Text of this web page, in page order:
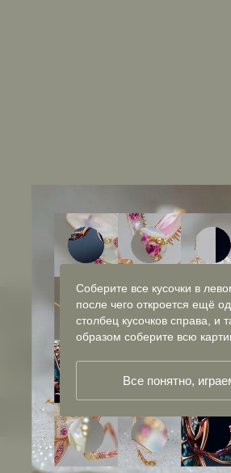
Панорама № 3324192
Соберите все кусочки в
после чего откроется ещё
столбец кусочков справа, и
образом соберите всю
Все понятно,